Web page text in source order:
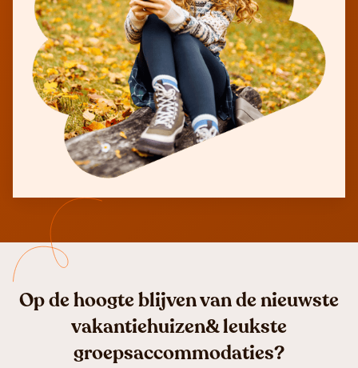
Op de hoogte blijven van de nieuwste
vakantiehuizen& leukste
groepsaccommodaties?